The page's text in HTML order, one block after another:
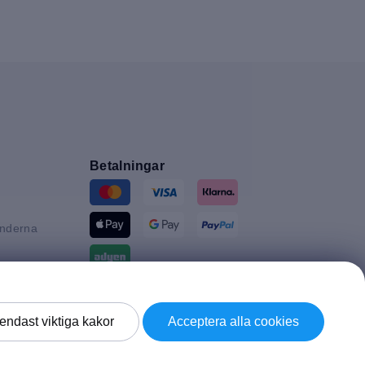
Betalningar
Leverans av
viktiga kakor
Acceptera alla cookies